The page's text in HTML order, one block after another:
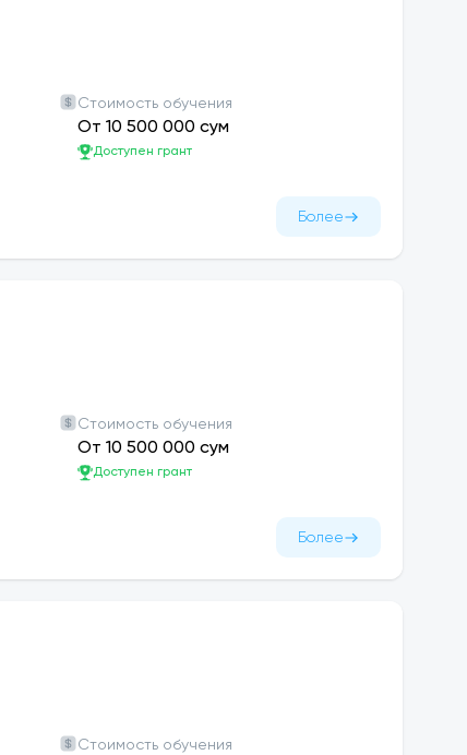
Стоимость обучения
От 10 500 000 сум
Доступен грант
Более
Стоимость обучения
От 10 500 000 сум
Доступен грант
Более
Стоимость обучения